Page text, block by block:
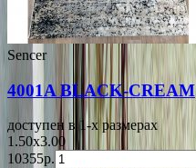
Sencer
4001A BLACK-CREAM
доступен в 1-x размерах
1.50x3.00
10355р.